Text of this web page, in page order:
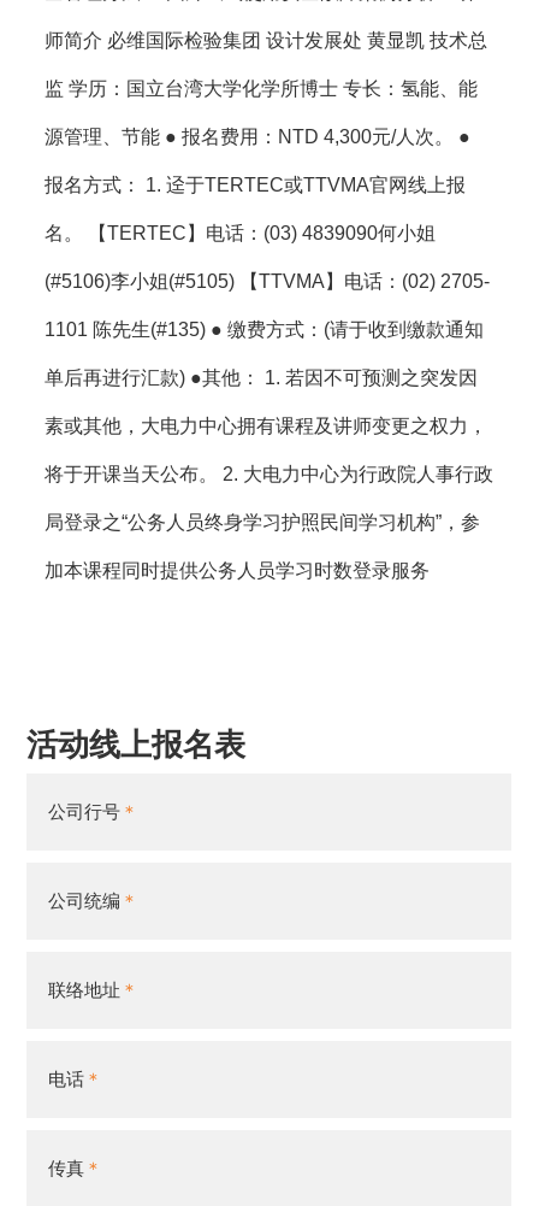
师简介 必维国际检验集团 设计发展处 黄显凯 技术总
监 学历：国立台湾大学化学所博士 专长：氢能、能
源管理、节能 ● 报名费用：NTD 4,300元/人次。 ●
报名方式： 1. 迳于TERTEC或TTVMA官网线上报
名。 【TERTEC】电话：(03) 4839090何小姐
(#5106)李小姐(#5105) 【TTVMA】电话：(02) 2705-
1101 陈先生(#135) ● 缴费方式：(请于收到缴款通知
单后再进行汇款) ●其他： 1. 若因不可预测之突发因
素或其他，大电力中心拥有课程及讲师变更之权力，
将于开课当天公布。 2. 大电力中心为行政院人事行政
局登录之“公务人员终身学习护照民间学习机构”，参
加本课程同时提供公务人员学习时数登录服务
活动线上报名表
公司行号
公司统编
联络地址
电话
传真